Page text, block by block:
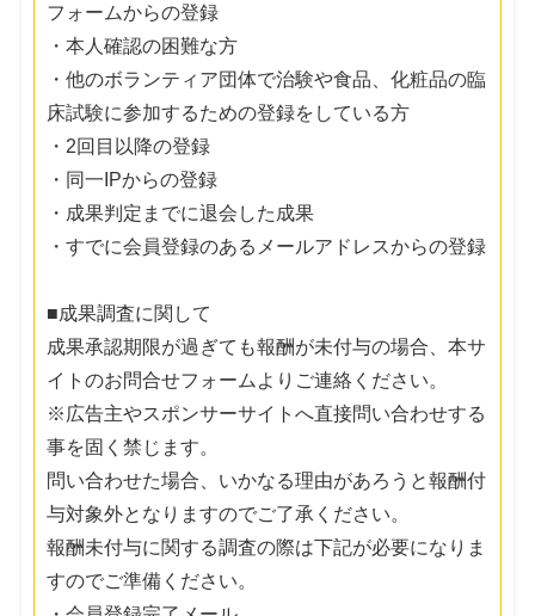
フォームからの登録
・本人確認の困難な方
・他のボランティア団体で治験や食品、化粧品の臨
床試験に参加するための登録をしている方
・2回目以降の登録
・同一IPからの登録
・成果判定までに退会した成果
・すでに会員登録のあるメールアドレスからの登録
■成果調査に関して
成果承認期限が過ぎても報酬が未付与の場合、本サ
イトのお問合せフォームよりご連絡ください。
※広告主やスポンサーサイトへ直接問い合わせする
事を固く禁じます。
問い合わせた場合、いかなる理由があろうと報酬付
与対象外となりますのでご了承ください。
報酬未付与に関する調査の際は下記が必要になりま
すのでご準備ください。